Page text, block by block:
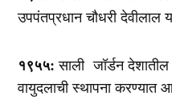
उपपंतप्रधान चौधरी देवीलाल
१९५५: साली जॉर्डन देशातील
वायुदलाची स्थापना करण्यात